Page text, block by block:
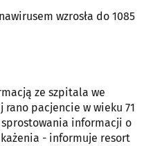
wzrosła do 1085
ze szpitala we
rano pacjencie w wieku 71
informacji o
- informuje resort